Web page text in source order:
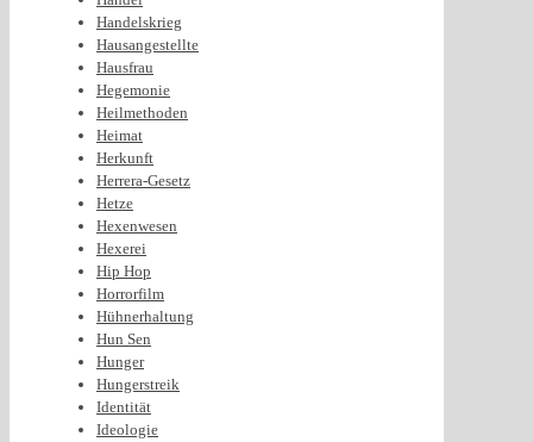
Handelskrieg
Hausangestellte
Hausfrau
Hegemonie
Heilmethoden
Heimat
Herkunft
Herrera-Gesetz
Hetze
Hexenwesen
Hexerei
Hip Hop
Horrorfilm
Hühnerhaltung
Hun Sen
Hunger
Hungerstreik
Identität
Ideologie